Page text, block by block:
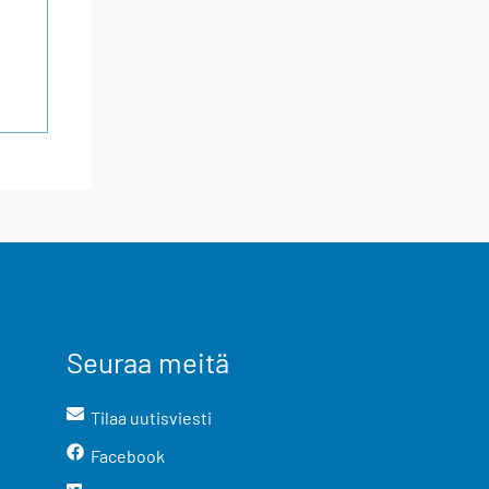
Seuraa meitä
Tilaa uutisviesti
Facebook